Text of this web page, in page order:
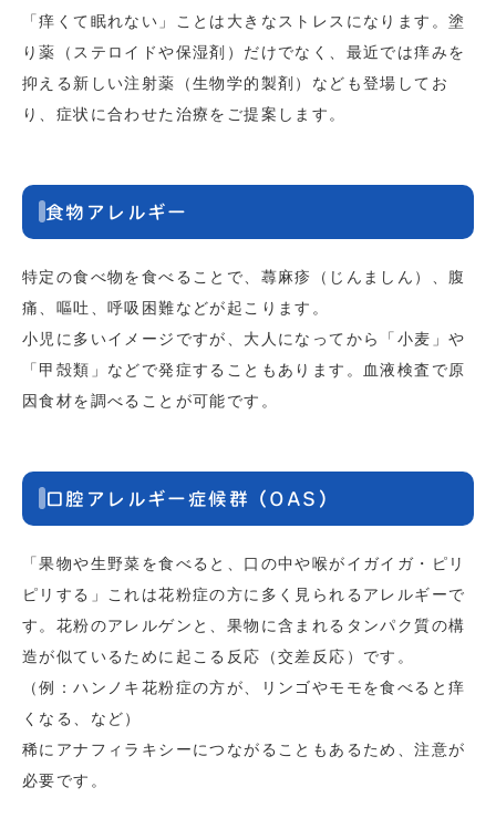
「痒くて眠れない」ことは大きなストレスになります。塗
り薬（ステロイドや保湿剤）だけでなく、最近では痒みを
抑える新しい注射薬（生物学的製剤）なども登場してお
り、症状に合わせた治療をご提案します。
食物アレルギー
特定の食べ物を食べることで、蕁麻疹（じんましん）、腹
痛、嘔吐、呼吸困難などが起こります。
小児に多いイメージですが、大人になってから「小麦」や
「甲殻類」などで発症することもあります。血液検査で原
因食材を調べることが可能です。
口腔アレルギー症候群（OAS）
「果物や生野菜を食べると、口の中や喉がイガイガ・ピリ
ピリする」これは花粉症の方に多く見られるアレルギーで
す。花粉のアレルゲンと、果物に含まれるタンパク質の構
造が似ているために起こる反応（交差反応）です。
（例：ハンノキ花粉症の方が、リンゴやモモを食べると痒
くなる、など）
稀にアナフィラキシーにつながることもあるため、注意が
必要です。